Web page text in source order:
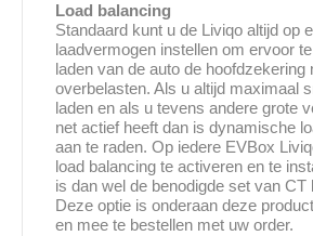
Load balancing
Standaard kunt u de Liviqo altijd op
laadvermogen instellen om ervoor
laden van de auto de hoofdzekering
overbelasten. Als u altijd maximaal
laden en als u tevens andere grote
net actief heeft dan is dynamische
aan te raden. Op iedere EVBox
load balancing te activeren en te
is dan wel de benodigde set van CT
Deze optie is onderaan deze
en mee te bestellen met uw order.